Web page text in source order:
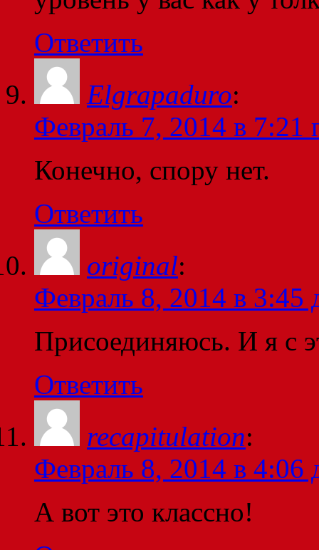
Ответить
Elgrapaduro:
Февраль 7, 2014 в 7:21
Конечно, спору нет.
Ответить
original:
Февраль 8, 2014 в 3:45
Присоединяюсь. И я с
Ответить
recapitulation:
Февраль 8, 2014 в 4:06
А вот это классно!